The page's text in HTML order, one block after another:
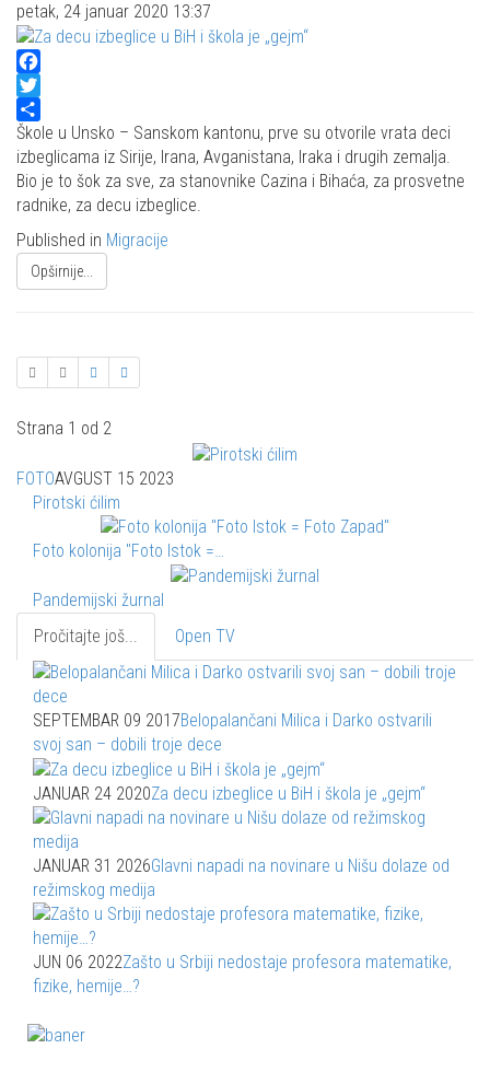
petak, 24 januar 2020 13:37
Facebook
Twitter
Share
Škole u Unsko – Sanskom kantonu, prve su otvorile vrata deci
izbeglicama iz Sirije, Irana, Avganistana, Iraka i drugih zemalja.
Bio je to šok za sve, za stanovnike Cazina i Bihaća, za prosvetne
radnike, za decu izbeglice.
Published in Migracije
Opširnije...
Strana 1 od 2
FOTOAVGUST 15 2023
Pirotski ćilim
Foto kolonija "Foto Istok =…
Pandemijski žurnal
Pročitajte još...
Open TV
SEPTEMBAR 09 2017Belopalančani Milica i Darko ostvarili
svoj san – dobili troje dece
JANUAR 24 2020Za decu izbeglice u BiH i škola je „gejm“
JANUAR 31 2026Glavni napadi na novinare u Nišu dolaze od
režimskog medija
JUN 06 2022Zašto u Srbiji nedostaje profesora matematike,
fizike, hemije…?